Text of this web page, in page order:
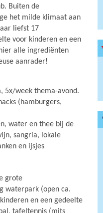
Buiten de
het milde klimaat aan
liefst 17
voor kinderen en een
alle ingrediënten
aanrader!
5x/week thema-avond.
(hamburgers,
water en thee bij de
sangria, lokale
en ijsjes
grote
waterpark (open ca.
en een gedeelte